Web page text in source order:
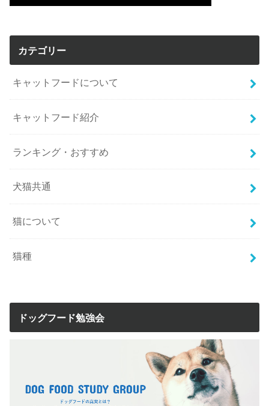
カテゴリー
キャットフードについて
キャットフード紹介
ランキング・おすすめ
犬猫共通
猫について
猫種
ドッグフード勉強会